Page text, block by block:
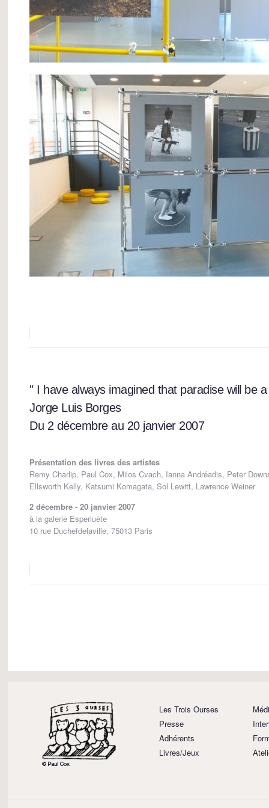
" I have always imagined that paradise will be
Jorge Luis Borges
Du 2 décembre au 20 janvier 2007
Présentation des livres des artistes
Remy Charlip, Paul Cox, Milos Cvach, Ianna Andréadis, Peter
Ellsworth Kelly, Katsumi Komagata, Sol Lewitt, Lawrence Weiner
2 décembre - 20 janvier 2007
à la galerie Esperluète
10 rue Duchefdelaville, 75013 Paris
Les Trois Ourses
Presse
Adhérents
Livres/Jeux